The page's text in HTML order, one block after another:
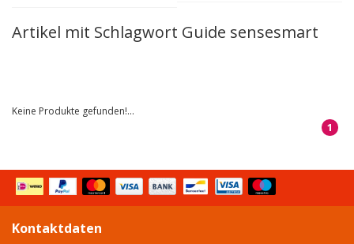
Artikel mit Schlagwort Guide sensesmart
Keine Produkte gefunden!...
1
Kontaktdaten